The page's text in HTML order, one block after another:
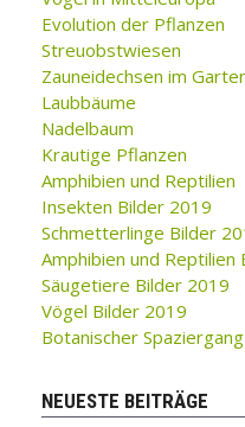
Evolution der Pflanzen
Streuobstwiesen
Zauneidechsen im
Laubbäume
Nadelbaum
Krautige Pflanzen
Amphibien und Reptilien
Insekten Bilder 2019
Schmetterlinge Bilder
Amphibien und Reptilien
Säugetiere Bilder 2019
Vögel Bilder 2019
Botanischer
NEUESTE BEITRÄGE